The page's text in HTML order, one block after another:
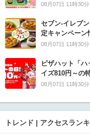
08月07日 11時30分
セブン‐イレブ
定キャンペーン
08月07日 11時30分
ピザハット「
イズ810円～の
08月07日 11時30分
トレンド | アクセスラン